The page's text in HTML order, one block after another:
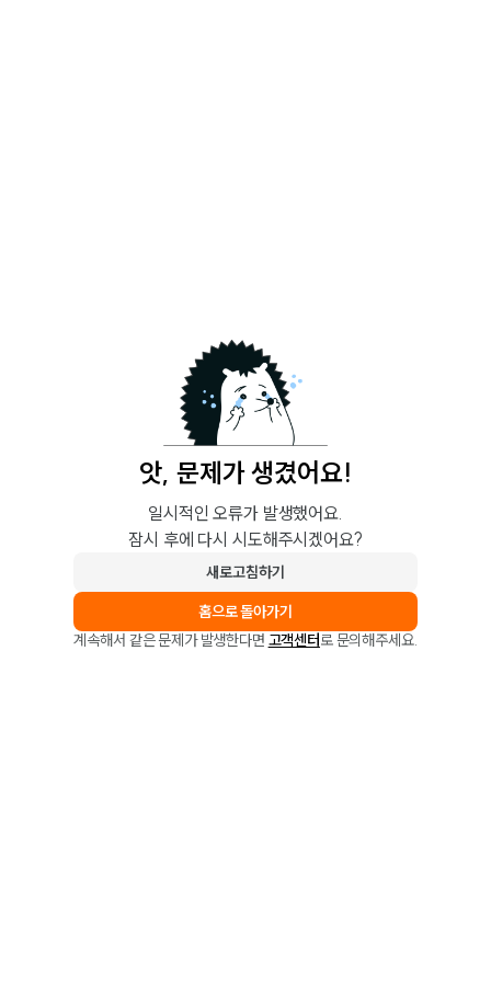
앗, 문제가 생겼어요!
일시적인 오류가 발생했어요.
잠시 후에 다시 시도해주시겠어요?
새로고침하기
홈으로 돌아가기
계속해서 같은 문제가 발생한다면 고객센터로 문의해주세요.